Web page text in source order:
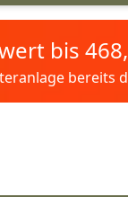
bis
bereits